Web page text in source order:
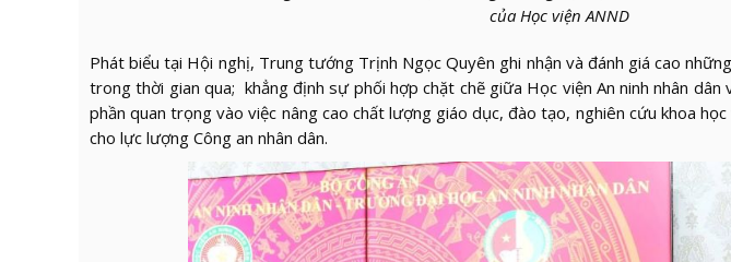
của Học viện ANND
Phát biểu tại Hội nghị, Trung tướng Trịnh Ngọc Quyên ghi nhận và đánh giá cao
trong thời gian qua; khẳng định sự phối hợp chặt chẽ giữa Học viện An ninh nhân
phần quan trọng vào việc nâng cao chất lượng giáo dục, đào tạo, nghiên cứu khoa
cho lực lượng Công an nhân dân.